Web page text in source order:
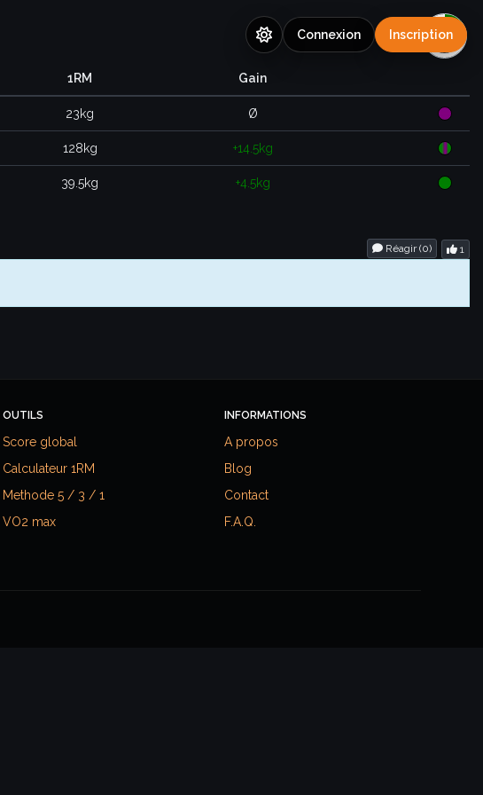
Connexion Inscription
1RM Gain
23kg Ø
128kg +14.5kg
39.5kg +4.5kg
1
Réagir (0)
OUTILS
Score global
Calculateur 1RM
Methode 5 / 3 / 1
VO2 max
INFORMATIONS
A propos
Blog
Contact
F.A.Q.